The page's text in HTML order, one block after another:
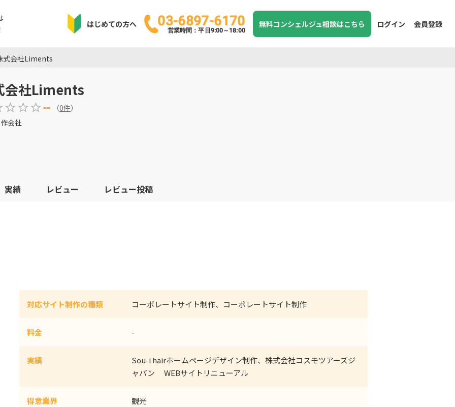
はじめての方へ 03-6897-6170
営業時間：平日9:00～18:00
無料コンシェルジュ相談はこちら ログイン 会員登録
式会社Liments
会社Liments
-- （0件）
会社
実績 レビュー レビュー投稿
対応サイト制作の種類 コーポレートサイト制作、コーポレートサイト制作
料金 -
実績
Sou-i hairホームページデザイン制作、株式会社コスモツアーズジ
ャパン WEBサイトリニューアル
得意業界 観光